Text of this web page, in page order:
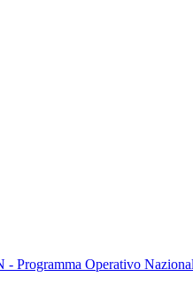
- Programma Operativo